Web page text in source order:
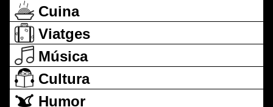
Cuina
Viatges
Música
Cultura
Humor